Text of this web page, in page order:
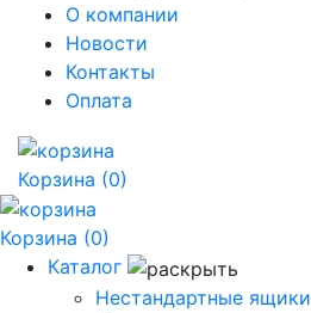
О компании
Новости
Контакты
Оплата
Корзина (0)
Корзина (0)
Каталог
Нестандартные ящики